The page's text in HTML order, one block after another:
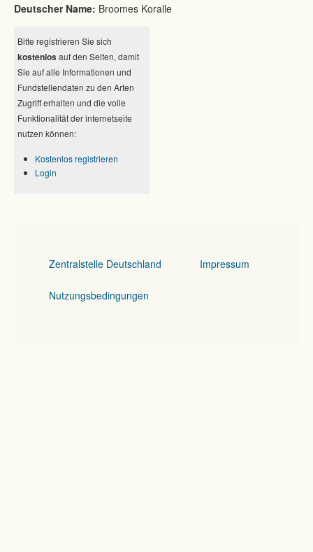
Deutscher Name: Broomes Koralle
Bitte registrieren Sie sich
kostenlos auf den Seiten, damit
Sie auf alle Informationen und
Fundstellendaten zu den Arten
Zugriff erhalten und die volle
Funktionalität der internetseite
nutzen können:
Kostenlos registrieren
Login
Zentralstelle Deutschland Impressum
Nutzungsbedingungen